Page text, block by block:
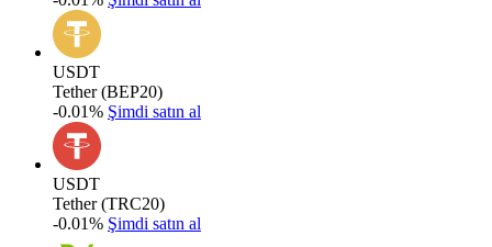
USDT
Tether (BEP20)
-0.01% Şimdi satın al
USDT
Tether (TRC20)
-0.01% Şimdi satın al